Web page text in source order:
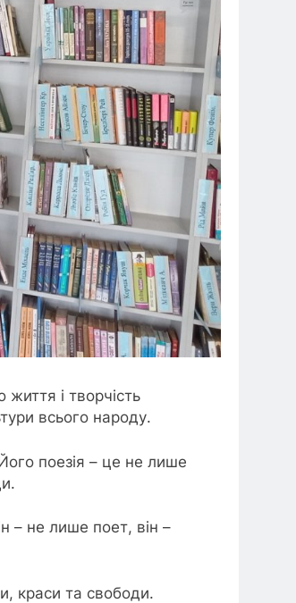
життя і творчість
всього народу.
поезія – це не лише
– не лише поет, він –
краси та свободи.